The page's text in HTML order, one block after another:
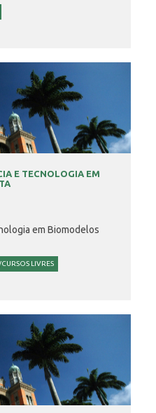
E TECNOLOGIA EM
em Biomodelos
LIVRES